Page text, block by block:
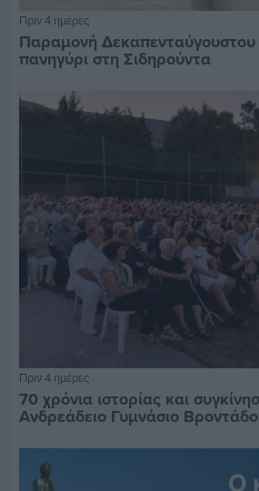
Πριν 4 ημέρες
Παραμονή
πανηγύρι στη Σιδηρούντα
Πριν 4 ημέρες
70 χρόνια ιστορίας και
Ανδρεάδειο Γυμνάσιο